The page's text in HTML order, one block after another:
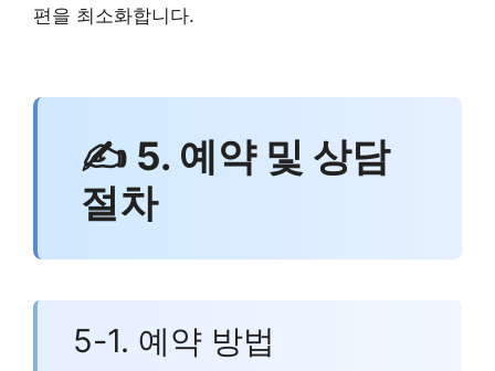
편을 최소화합니다.
✍ 5. 예약 및 상담
절차
5-1. 예약 방법